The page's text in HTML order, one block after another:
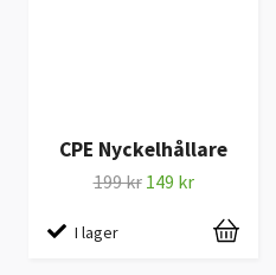
CPE Nyckelhållare
199 kr 149 kr
I lager